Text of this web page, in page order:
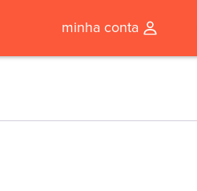
minha conta